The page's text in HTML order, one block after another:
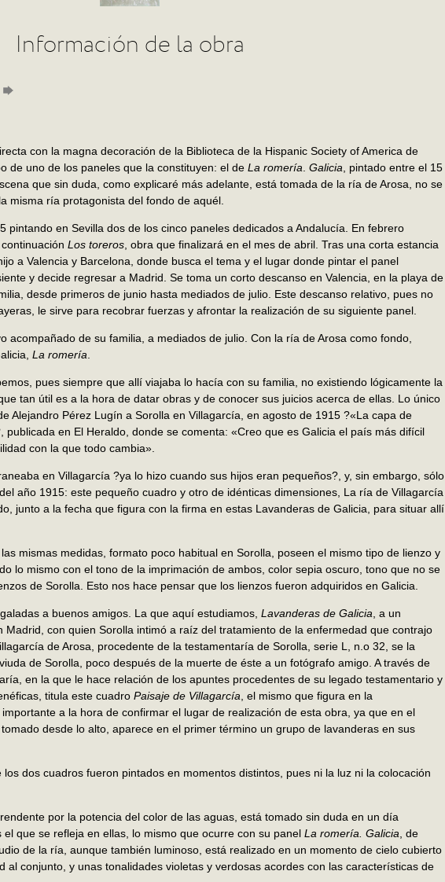
Información de la obra
con la magna decoración de la Biblioteca de la Hispanic Society of America de
de uno de los paneles que la constituyen: el de La romería Galicia , pintado entre el 15
que sin duda, como explicaré más adelante, está tomada de la ría de Arosa, no se
misma ría protagonista del fondo de aquél.
pintando en Sevilla dos de los cinco paneles dedicados a Andalucía. En febrero
continuación Los toreros , obra que finalizará en el mes de abril. Tras una corta estancia
a Valencia y Barcelona, donde busca el tema y el lugar donde pintar el panel
y decide regresar a Madrid. Se toma un corto descanso en Valencia, en la playa de
desde primeros de junio hasta mediados de julio. Este descanso relativo, pues no
le sirve para recobrar fuerzas y afrontar la realización de su siguiente panel.
acompañado de su familia, a mediados de julio. Con la ría de Arosa como fondo,
La romería
pues siempre que allí viajaba lo hacía con su familia, no existiendo lógicamente la
tan útil es a la hora de datar obras y de conocer sus juicios acerca de ellas. Lo único
Alejandro Pérez Lugín a Sorolla en Villagarcía, en agosto de 1915 ?«La capa de
publicada en El Heraldo, donde se comenta: «Creo que es Galicia el país más difícil
con la que todo cambia».
en Villagarcía ?ya lo hizo cuando sus hijos eran pequeños?, y, sin embargo, sólo
año 1915: este pequeño cuadro y otro de idénticas dimensiones, La ría de Villagarcía
junto a la fecha que figura con la firma en estas Lavanderas de Galicia, para situar allí
mismas medidas, formato poco habitual en Sorolla, poseen el mismo tipo de lienzo y
lo mismo con el tono de la imprimación de ambos, color sepia oscuro, tono que no se
de Sorolla. Esto nos hace pensar que los lienzos fueron adquiridos en Galicia.
a buenos amigos. La que aquí estudiamos, Lavanderas de Galicia , a un
Madrid, con quien Sorolla intimó a raíz del tratamiento de la enfermedad que contrajo
de Arosa, procedente de la testamentaría de Sorolla, serie L, n.o 32, se la
de Sorolla, poco después de la muerte de éste a un fotógrafo amigo. A través de
en la que le hace relación de los apuntes procedentes de su legado testamentario y
titula este cuadro Paisaje de Villagarcía , el mismo que figura en la
a la hora de confirmar el lugar de realización de esta obra, ya que en el
desde lo alto, aparece en el primer término un grupo de lavanderas en sus
dos cuadros fueron pintados en momentos distintos, pues ni la luz ni la colocación
por la potencia del color de las aguas, está tomado sin duda en un día
que se refleja en ellas, lo mismo que ocurre con su panel La romería. Galicia , de
de la ría, aunque también luminoso, está realizado en un momento de cielo cubierto
al conjunto, y unas tonalidades violetas y verdosas acordes con las características de